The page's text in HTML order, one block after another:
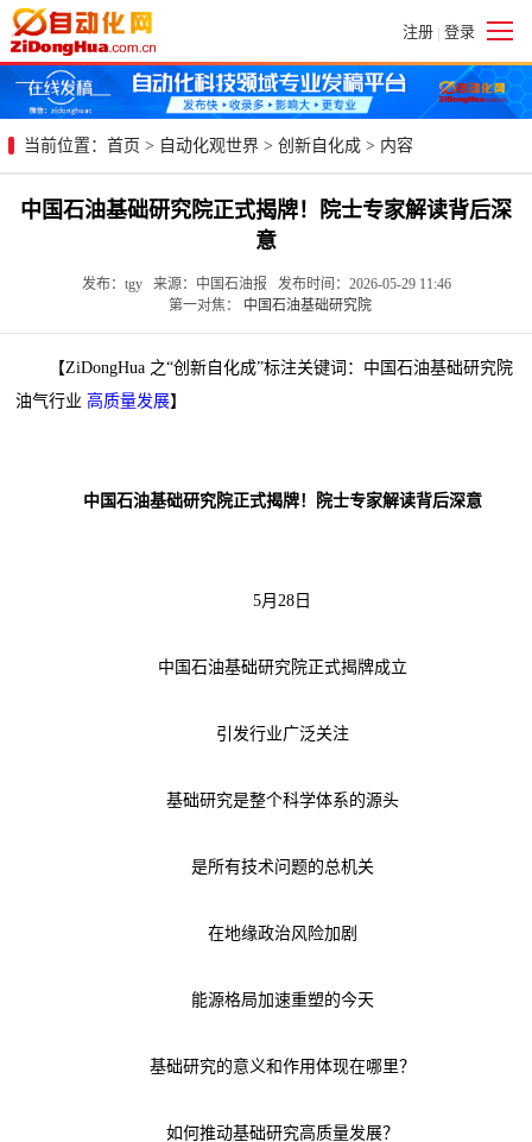
注册 | 登录
当前位置： 首页 > 自动化观世界 > 创新自化成 > 内容
中国石油基础研究院正式揭牌！院士专家解读背后深
意
发布：tgy 来源：中国石油报 发布时间：2026-05-29 11:46
第一对焦：
中国石油基础研究院
【ZiDongHua 之“创新自化成”标注关键词：中国石油基础研究院
油气行业 高质量发展】
中国石油基础研究院正式揭牌！院士专家解读背后深意
5月28日
中国石油基础研究院正式揭牌成立
引发行业广泛关注
基础研究是整个科学体系的源头
是所有技术问题的总机关
在地缘政治风险加剧
能源格局加速重塑的今天
基础研究的意义和作用体现在哪里？
如何推动基础研究高质量发展？